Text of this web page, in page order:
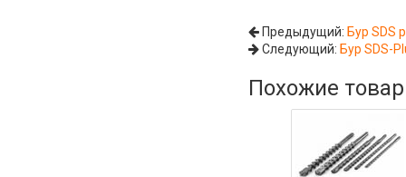
Предыдущий: Бур SDS
Следующий: Бур SDS-
Похожие